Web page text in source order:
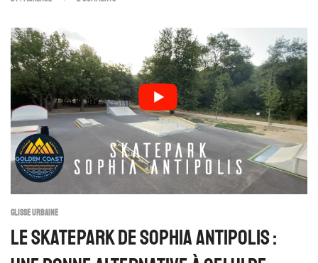
GLISSE URBAINE
Le Skatepark De Sophia Antipolis :